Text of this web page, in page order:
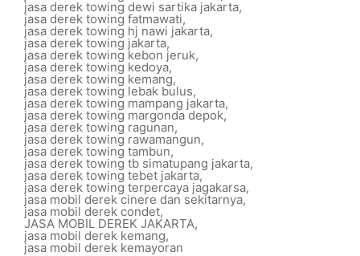
jasa derek towing dewi sartika jakarta,
jasa derek towing fatmawati,
jasa derek towing hj nawi jakarta,
jasa derek towing jakarta,
jasa derek towing kebon jeruk,
jasa derek towing kedoya,
jasa derek towing kemang,
jasa derek towing lebak bulus,
jasa derek towing mampang jakarta,
jasa derek towing margonda depok,
jasa derek towing ragunan,
jasa derek towing rawamangun,
jasa derek towing tambun,
jasa derek towing tb simatupang jakarta,
jasa derek towing tebet jakarta,
jasa derek towing terpercaya jagakarsa,
jasa mobil derek cinere dan sekitarnya,
jasa mobil derek condet,
JASA MOBIL DEREK JAKARTA,
jasa mobil derek kemang,
jasa mobil derek kemayoran